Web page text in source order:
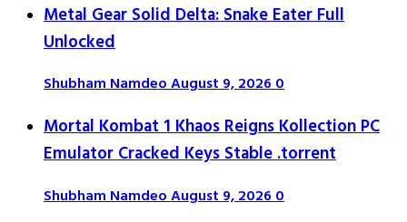
Metal Gear Solid Delta: Snake Eater Full
Unlocked
Shubham NamdeoAugust 9, 20260
Mortal Kombat 1 Khaos Reigns Kollection PC
Emulator Cracked Keys Stable .torrent
Shubham NamdeoAugust 9, 20260